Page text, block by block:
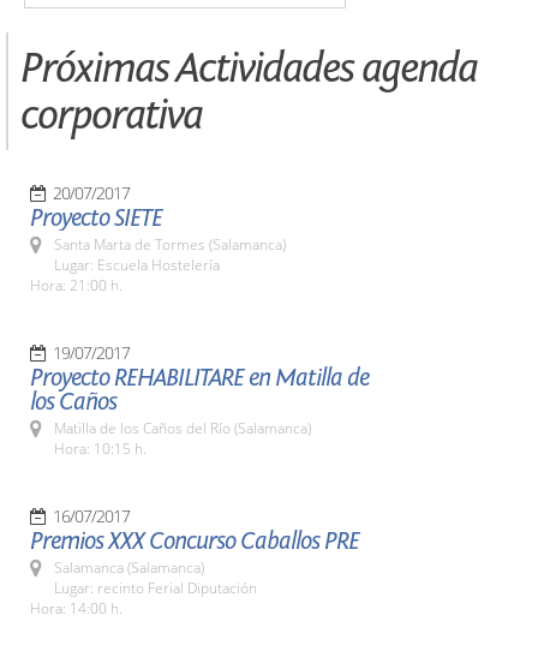
Próximas Actividades agenda
corporativa
20/07/2017
Proyecto SIETE
Santa Marta de Tormes (Salamanca)
Lugar: Escuela Hostelería
Hora: 21:00 h.
19/07/2017
Proyecto REHABILITARE en Matilla de
los Caños
Matilla de los Caños del Río (Salamanca)
Hora: 10:15 h.
16/07/2017
Premios XXX Concurso Caballos PRE
Salamanca (Salamanca)
Lugar: recinto Ferial Diputación
Hora: 14:00 h.